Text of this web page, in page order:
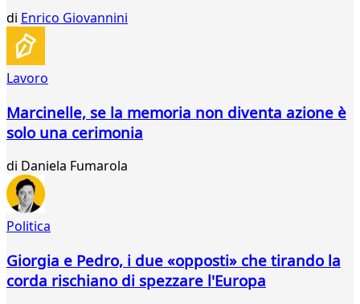
di Enrico Giovannini
Lavoro
Marcinelle, se la memoria non diventa azione è
solo una cerimonia
di Daniela Fumarola
Politica
Giorgia e Pedro, i due «opposti» che tirando la
corda rischiano di spezzare l'Europa